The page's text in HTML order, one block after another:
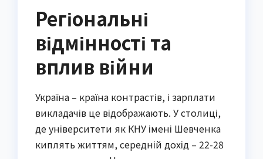
Регіональні
відмінності та
вплив війни
Україна – країна контрастів, і зарплати
викладачів це відображають. У столиці,
де університети як КНУ імені Шевченка
киплять життям, середній дохід – 22-28